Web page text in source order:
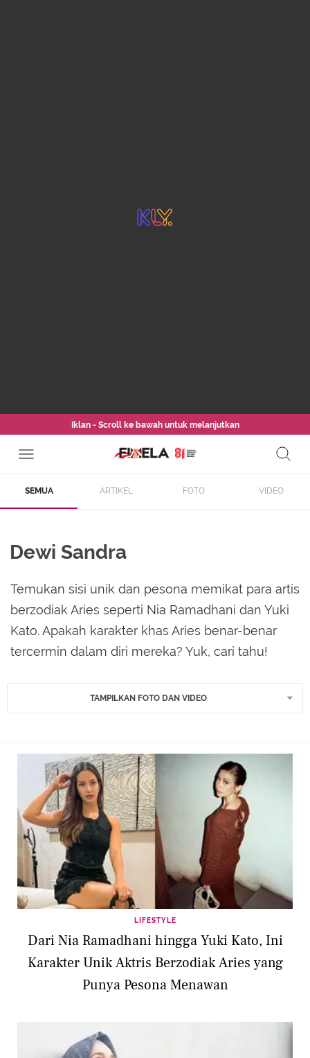
Iklan - Scroll ke bawah untuk melanjutkan
SEMUA ARTIKEL FOTO VIDEO
Dewi Sandra
Temukan sisi unik dan pesona memikat para artis
berzodiak Aries seperti Nia Ramadhani dan Yuki
Kato. Apakah karakter khas Aries benar-benar
tercermin dalam diri mereka? Yuk, cari tahu!
TAMPILKAN FOTO DAN VIDEO
LIFESTYLE
Dari Nia Ramadhani hingga Yuki Kato, Ini
Karakter Unik Aktris Berzodiak Aries yang
Punya Pesona Menawan